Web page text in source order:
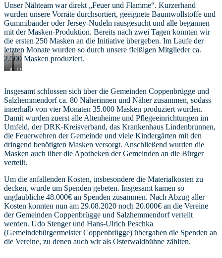
Unser Nähteam war direkt „Feuer und Flamme“. Kurzerhand
wurden unsere Vorräte durchsortiert, geeignete Baumwollstoffe und
Gummibänder oder Jersey-Nudeln rausgesucht und alle begannen
mit der Masken-Produktion. Bereits nach zwei Tagen konnten wir
die ersten 250 Masken an die Initiative übergeben. Im Laufe der
letzten Monate wurden so durch unsere fleißigen Mitglieder ca.
2.500 Masken produziert.
Alle
aus
Stoffresten
hergestellt.
Die
schnell
auf
Hochtouren.
Insgesamt schlossen sich über die Gemeinden Coppenbrügge und
Salzhemmendorf ca. 80 Näherinnen und Näher zusammen, sodass
innerhalb von vier Monaten 35.000 Masken produziert wurden.
Damit wurden zuerst alle Altenheime und Pflegeeinrichtungen im
Umfeld, der DRK-Kreisverband, das Krankenhaus Lindenbrunnen,
die Feuerwehren der Gemeinde und viele Kindergärten mit den
dringend benötigten Masken versorgt. Anschließend wurden die
Masken auch über die Apotheken der Gemeinden an die Bürger
verteilt.
Um die anfallenden Kosten, insbesondere die Materialkosten zu
decken, wurde um Spenden gebeten. Insgesamt kamen so
unglaubliche 48.000€ an Spenden zusammen. Nach Abzug aller
Kosten konnten nun am 29.08.2020 noch 20.000€ an die Vereine
der Gemeinden Coppenbrügge und Salzhemmendorf verteilt
werden. Udo Stenger und Hans-Ulrich Peschka
(Gemeindebürgermeister Coppenbrügge) übergaben die Spenden an
die Vereine, zu denen auch wir als Osterwaldbühne zählten.